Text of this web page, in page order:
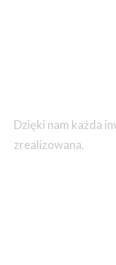
Dzięki nam każda
zrealizowana.